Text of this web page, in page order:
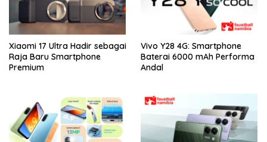
Xiaomi 17 Ultra Hadir sebagai
Raja Baru Smartphone
Premium
Vivo Y28 4G: Smartphone
Baterai 6000 mAh Performa
Andal